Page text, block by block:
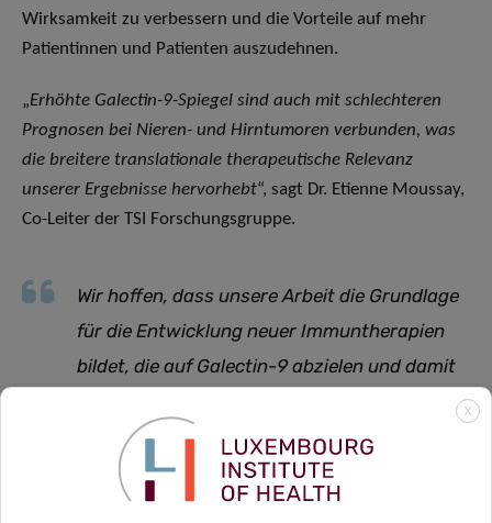
Wirksamkeit zu verbessern und die Vorteile auf mehr
Patientinnen und Patienten auszudehnen.
„Erhöhte Galectin-9-Spiegel sind auch mit schlechteren
Prognosen bei Nieren- und Hirntumoren verbunden, was
die breitere translationale therapeutische Relevanz
unserer Ergebnisse hervorhebt“, sagt Dr. Etienne Moussay,
Co-Leiter der TSI Forschungsgruppe.
Wir hoffen, dass unsere Arbeit die Grundlage
für die Entwicklung neuer Immuntherapien
bildet, die auf Galectin-9 abzielen und damit
zugutekommen, für die bereits bestehende
Immuntherapien nicht wirksam sind
X